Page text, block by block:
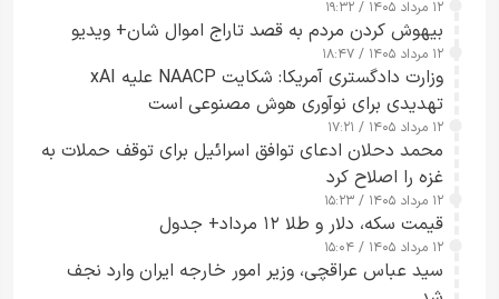
۱۲ مرداد ۱۴۰۵ / ۱۹:۳۲
بیهوش کردن مردم به قصد تاراج اموال شان+ ویدیو
۱۲ مرداد ۱۴۰۵ / ۱۸:۴۷
وزارت دادگستری آمریکا: شکایت NAACP علیه xAI
تهدیدی برای نوآوری هوش مصنوعی است
۱۲ مرداد ۱۴۰۵ / ۱۷:۲۱
محمد دحلان ادعای توافق اسرائیل برای توقف حملات به
غزه را اصلاح کرد
۱۲ مرداد ۱۴۰۵ / ۱۵:۲۳
قیمت سکه، دلار و طلا ۱۲ مرداد+ جدول
۱۲ مرداد ۱۴۰۵ / ۱۵:۰۴
سید عباس عراقچی، وزیر امور خارجه ایران وارد نجف